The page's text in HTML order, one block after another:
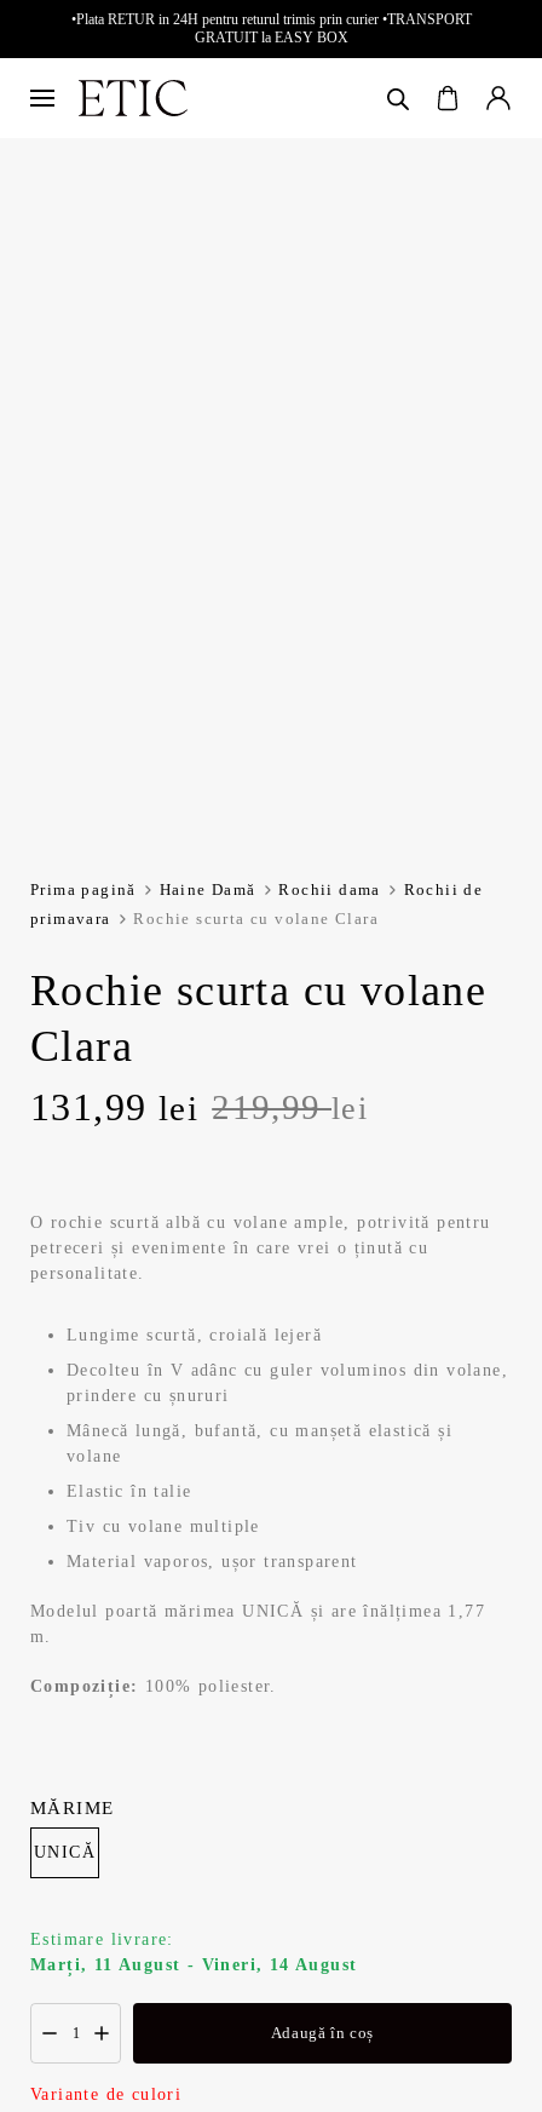
•Plata RETUR in 24H pentru returul trimis prin curier •TRANSPORT
GRATUIT la EASY BOX
Prima pagină Haine Damă Rochii dama
Rochii de
primavara
Rochie scurta cu volane Clara
Rochie scurta cu volane
Clara
219,99lei
Prețul
a
fost:
219,99 lei.
131,99 lei
Prețul
este:
131,99 lei.
O rochie scurtă albă cu volane ample, potrivită pentru
petreceri și evenimente în care vrei o ținută cu
personalitate.
Lungime scurtă, croială lejeră
Decolteu în V adânc cu guler voluminos din volane,
prindere cu șnururi
Mânecă lungă, bufantă, cu manșetă elastică și
volane
Elastic în talie
Tiv cu volane multiple
Material vaporos, ușor transparent
Modelul poartă mărimea UNICĂ și are înălțimea 1,77
m.
Compoziție: 100% poliester.
UNICĂ
MĂRIME
Estimare livrare:
Marți, 11 August - Vineri, 14 August
Adaugă în coș
Variante de culori